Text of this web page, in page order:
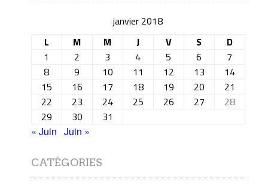
janvier 2018
L
M M J V S
D
1
2 3 4 5 6
7
8
9 10 11 12 13
14
15
16 17 18 19 20
21
22
23 24 25 26 27
28
29
30 31
« Juin Juin »
CATÉGORIES